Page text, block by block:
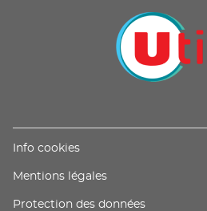
U
PROXIMITÉ
UTILE
Info cookies(ouvre
une
fenêtre)
Mentions légales(ouvre
une
Protection des données(ouvre